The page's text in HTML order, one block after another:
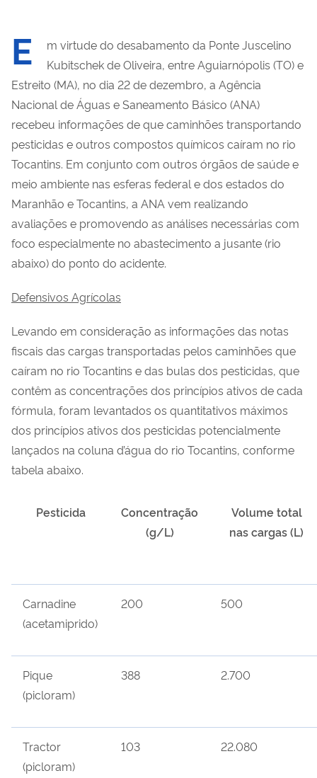
E
m virtude do desabamento da Ponte Juscelino
Kubitschek de Oliveira, entre Aguiarnópolis (TO) e
Estreito (MA), no dia 22 de dezembro, a Agência
Nacional de Águas e Saneamento Básico (ANA)
recebeu informações de que caminhões transportando
pesticidas e outros compostos químicos caíram no rio
Tocantins. Em conjunto com outros órgãos de saúde e
meio ambiente nas esferas federal e dos estados do
Maranhão e Tocantins, a ANA vem realizando
avaliações e promovendo as análises necessárias com
foco especialmente no abastecimento a jusante (rio
abaixo) do ponto do acidente.
Defensivos Agrícolas
Levando em consideração as informações das notas
fiscais das cargas transportadas pelos caminhões que
caíram no rio Tocantins e das bulas dos pesticidas, que
contêm as concentrações dos princípios ativos de cada
fórmula, foram levantados os quantitativos máximos
dos princípios ativos dos pesticidas potencialmente
lançados na coluna d’água do rio Tocantins, conforme
tabela abaixo.
Pesticida
Concentração
(g/L)
Volume total
nas cargas (L)
Carnadine
(acetamiprido)
200 500
Pique
(picloram)
388 2.700
Tractor
(picloram)
103 22.080